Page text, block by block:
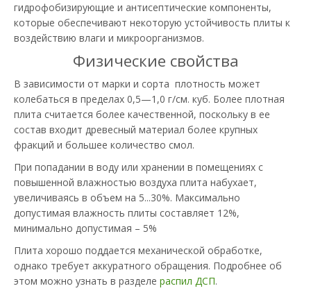
гидрофобизирующие и антисептические компоненты,
которые обеспечивают некоторую устойчивость плиты к
воздействию влаги и микроорганизмов.
Физические свойства
В зависимости от марки и сорта плотность может
колебаться в пределах 0,5—1,0 г/см. куб. Более плотная
плита считается более качественной, поскольку в ее
состав входит древесный материал более крупных
фракций и большее количество смол.
При попадании в воду или хранении в помещениях с
повышенной влажностью воздуха плита набухает,
увеличиваясь в объем на 5...30%. Максимально
допустимая влажность плиты составляет 12%,
минимально допустимая – 5%
Плита хорошо поддается механической обработке,
однако требует аккуратного обращения. Подробнее об
этом можно узнать в разделе распил ДСП.